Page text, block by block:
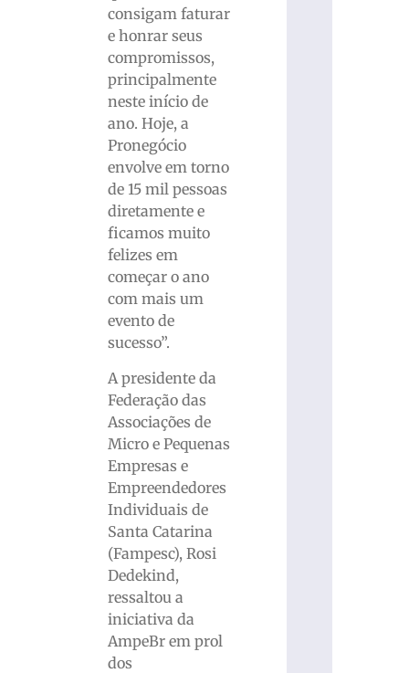
consigam faturar
e honrar seus
compromissos,
principalmente
neste início de
ano. Hoje, a
Pronegócio
envolve em torno
de 15 mil pessoas
diretamente e
ficamos muito
felizes em
começar o ano
com mais um
evento de
sucesso”.
A presidente da
Federação das
Associações de
Micro e Pequenas
Empresas e
Empreendedores
Individuais de
Santa Catarina
(Fampesc), Rosi
Dedekind,
ressaltou a
iniciativa da
AmpeBr em prol
dos